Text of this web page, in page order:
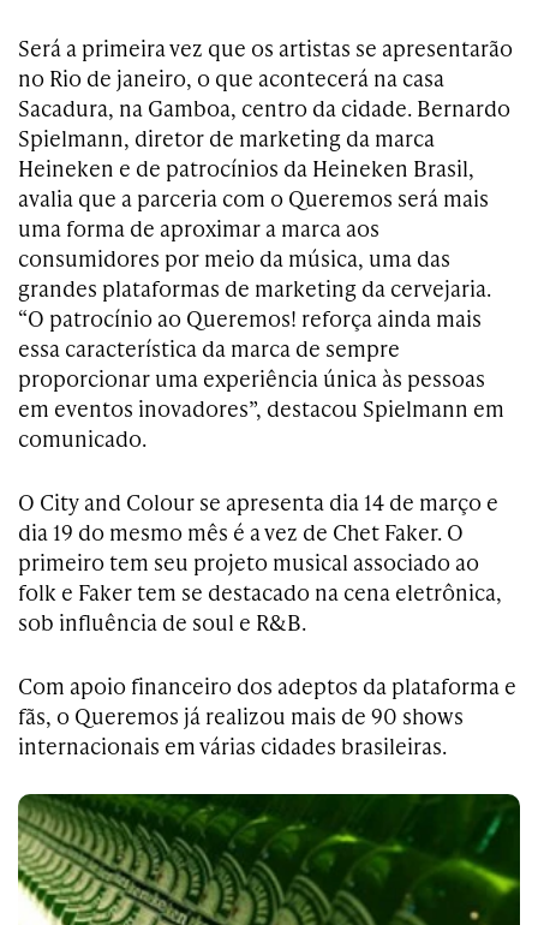
Será a primeira vez que os artistas se apresentarão
no Rio de janeiro, o que acontecerá na casa
Sacadura, na Gamboa, centro da cidade. Bernardo
Spielmann, diretor de marketing da marca
Heineken e de patrocínios da Heineken Brasil,
avalia que a parceria com o Queremos será mais
uma forma de aproximar a marca aos
consumidores por meio da música, uma das
grandes plataformas de marketing da cervejaria.
“O patrocínio ao Queremos! reforça ainda mais
essa característica da marca de sempre
proporcionar uma experiência única às pessoas
em eventos inovadores”, destacou Spielmann em
comunicado.
O City and Colour se apresenta dia 14 de março e
dia 19 do mesmo mês é a vez de Chet Faker. O
primeiro tem seu projeto musical associado ao
folk e Faker tem se destacado na cena eletrônica,
sob influência de soul e R&B.
Com apoio financeiro dos adeptos da plataforma e
fãs, o Queremos já realizou mais de 90 shows
internacionais em várias cidades brasileiras.